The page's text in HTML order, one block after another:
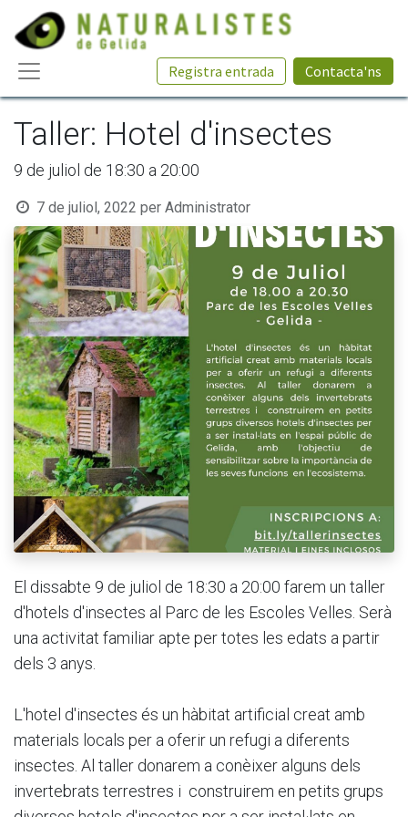
Registra entrada Contacta'ns
Taller: Hotel d'insectes
9 de juliol de 18:30 a 20:00
7 de juliol, 2022 per Administrator
El dissabte 9 de juliol de 18:30 a 20:00 farem un taller
d'hotels d'insectes al Parc de les Escoles Velles. Serà
una activitat familiar apte per totes les edats a partir
dels 3 anys.
L'hotel d'insectes és un hàbitat artificial creat amb
materials locals per a oferir un refugi a diferents
insectes. Al taller donarem a conèixer alguns dels
invertebrats terrestres i construirem en petits grups